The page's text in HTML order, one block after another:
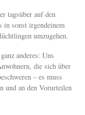
tagsüber auf den
in sonst irgendeinem
umzugehen.
anderes: Uns
die sich über
– es muss
und an den Vorurteilen